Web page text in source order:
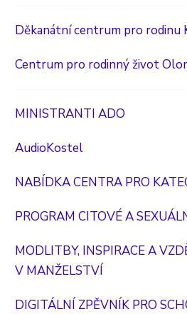
Děkanátní centrum pro rodinu
Centrum pro rodinný život
MINISTRANTI ADO
AudioKostel
NABÍDKA CENTRA PRO
PROGRAM CITOVÉ A
MODLITBY, INSPIRACE A
V MANŽELSTVÍ
DIGITÁLNÍ ZPĚVNÍK PRO